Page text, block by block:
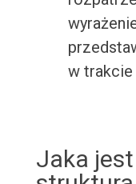
w trakcie
Jaka